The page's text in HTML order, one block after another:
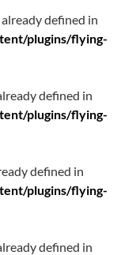
defined in
plugins/flying-
defined in
plugins/flying-
defined in
plugins/flying-
defined in